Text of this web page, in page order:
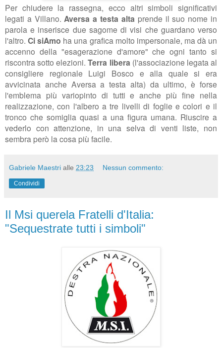
Per chiudere la rassegna, ecco altri simboli significativi
legati a Villano. Aversa a testa alta prende il suo nome in
parola e inserisce due sagome di visi che guardano verso
l'altro.Ci siAmo ha una grafica molto impersonale, ma dà un
accenno della "esagerazione d'amore" che ogni tanto si
riscontra sotto elezioni.Terra libera (l'associazione legata al
consigliere regionale Luigi Bosco e alla quale si era
avvicinata anche Aversa a testa alta) da ultimo, è forse
l'emblema più variopinto di tutti e anche più fine nella
realizzazione, con l'albero a tre livelli di foglie e colori e il
tronco che somiglia quasi a una figura umana. Riuscire a
vederlo con attenzione, in una selva di venti liste, non
sembra però la cosa più facile.
Gabriele Maestri alle 23:23 Nessun commento:
Condividi
Il Msi querela Fratelli d'Italia:
"Sequestrate tutti i simboli"